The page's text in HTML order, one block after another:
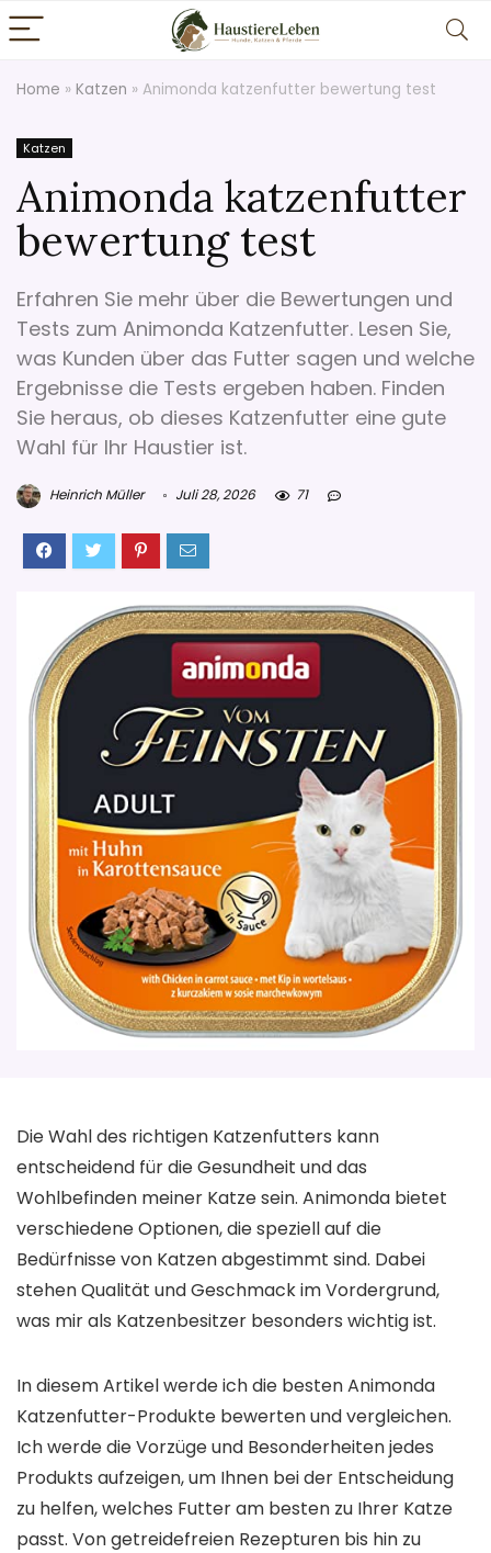
Home » Katzen » Animonda katzenfutter bewertung test
Katzen
Animonda katzenfutter
bewertung test
Erfahren Sie mehr über die Bewertungen und
Tests zum Animonda Katzenfutter. Lesen Sie,
was Kunden über das Futter sagen und welche
Ergebnisse die Tests ergeben haben. Finden
Sie heraus, ob dieses Katzenfutter eine gute
Wahl für Ihr Haustier ist.
Heinrich Müller Juli 28, 2026 71
Die Wahl des richtigen Katzenfutters kann
entscheidend für die Gesundheit und das
Wohlbefinden meiner Katze sein. Animonda bietet
verschiedene Optionen, die speziell auf die
Bedürfnisse von Katzen abgestimmt sind. Dabei
stehen Qualität und Geschmack im Vordergrund,
was mir als Katzenbesitzer besonders wichtig ist.
In diesem Artikel werde ich die besten Animonda
Katzenfutter-Produkte bewerten und vergleichen.
Ich werde die Vorzüge und Besonderheiten jedes
Produkts aufzeigen, um Ihnen bei der Entscheidung
zu helfen, welches Futter am besten zu Ihrer Katze
passt. Von getreidefreien Rezepturen bis hin zu